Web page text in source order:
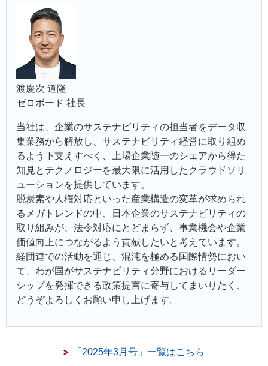
渡慶次 道隆
ゼロボード 社長
当社は、企業のサステナビリティの担当者をデータ収
集業務から解放し、サステナビリティ経営に取り組め
るよう下支えすべく、上場企業随一のシェアから得た
知見とテクノロジーを最大限に活用したクラウドソリ
ューションを提供しています。
脱炭素や人権対応といった産業構造の変革が求められ
るメガトレンドの中、日本企業のサステナビリティの
取り組みが、法令対応にとどまらず、事業機会や企業
価値向上につながるよう貢献したいと考えています。
経団連での活動を通じ、混沌を極める国際情勢におい
て、わが国がサステナビリティ分野におけるリーダー
シップを発揮できる政策提言に寄与してまいりたく、
どうぞよろしくお願い申し上げます。
「2025年3月号」一覧はこちら